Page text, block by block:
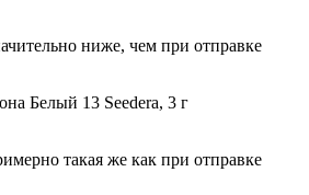
ниже, чем при отправке
такая же как при отправке